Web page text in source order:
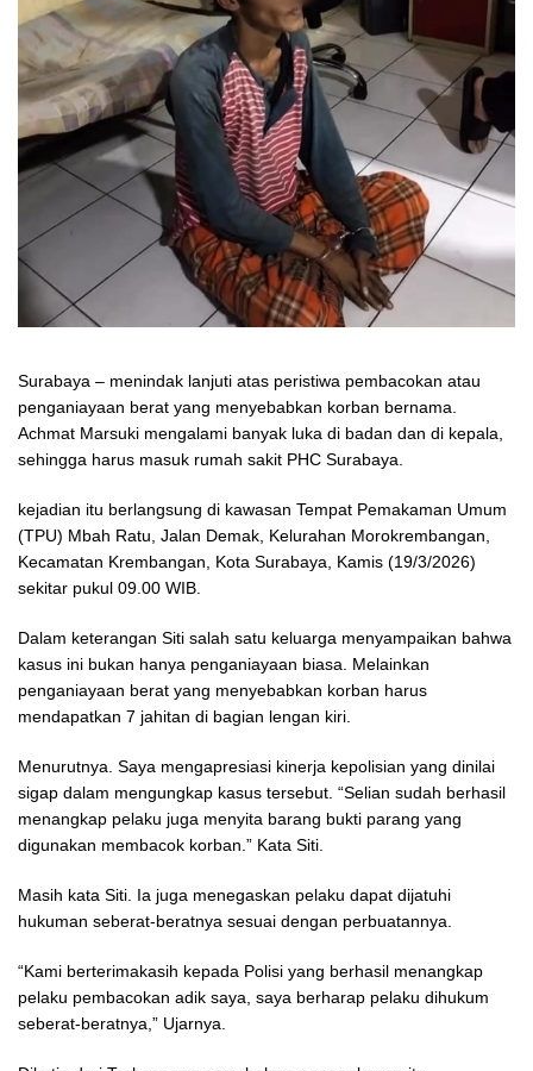
Surabaya – menindak lanjuti atas peristiwa pembacokan atau
penganiayaan berat yang menyebabkan korban bernama.
Achmat Marsuki mengalami banyak luka di badan dan di kepala,
sehingga harus masuk rumah sakit PHC Surabaya.
kejadian itu berlangsung di kawasan Tempat Pemakaman Umum
(TPU) Mbah Ratu, Jalan Demak, Kelurahan Morokrembangan,
Kecamatan Krembangan, Kota Surabaya, Kamis (19/3/2026)
sekitar pukul 09.00 WIB.
Dalam keterangan Siti salah satu keluarga menyampaikan bahwa
kasus ini bukan hanya penganiayaan biasa. Melainkan
penganiayaan berat yang menyebabkan korban harus
mendapatkan 7 jahitan di bagian lengan kiri.
Menurutnya. Saya mengapresiasi kinerja kepolisian yang dinilai
sigap dalam mengungkap kasus tersebut. “Selian sudah berhasil
menangkap pelaku juga menyita barang bukti parang yang
digunakan membacok korban.” Kata Siti.
Masih kata Siti. Ia juga menegaskan pelaku dapat dijatuhi
hukuman seberat-beratnya sesuai dengan perbuatannya.
“Kami berterimakasih kepada Polisi yang berhasil menangkap
pelaku pembacokan adik saya, saya berharap pelaku dihukum
seberat-beratnya,” Ujarnya.